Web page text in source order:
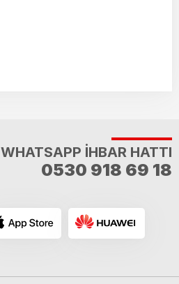
WHATSAPP İHBAR HATTI
0530 918 69 18